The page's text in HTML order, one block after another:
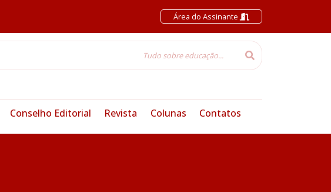
Área do Assinante
Conselho Editorial Revista Colunas Contatos